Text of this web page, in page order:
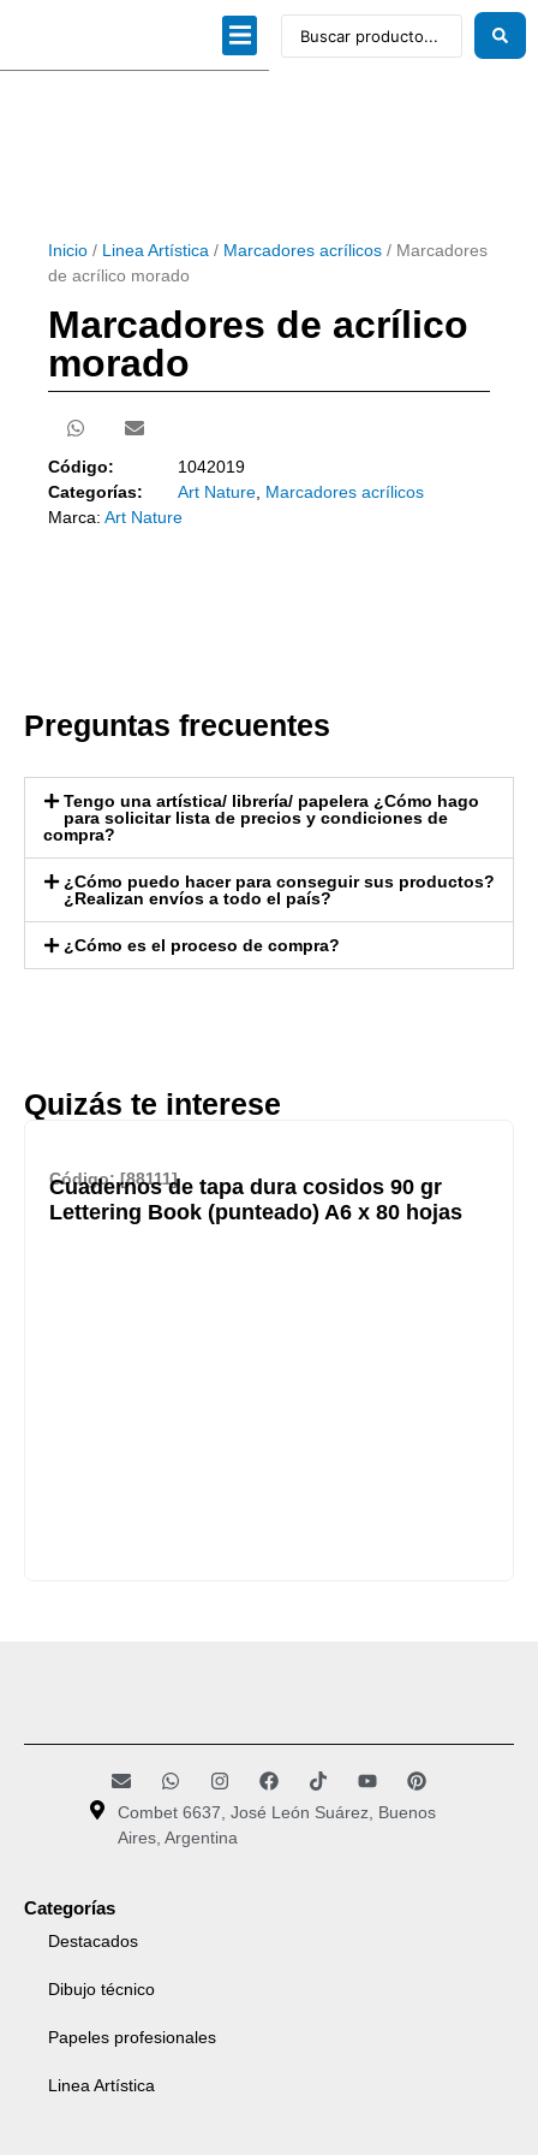
Inicio / Linea Artística / Marcadores acrílicos / Marcadores
de acrílico morado
Marcadores de acrílico
morado
Código:
1042019
Categorías:
Art Nature Marcadores acrílicos
Marca: Art Nature
Preguntas frecuentes
Tengo una artística/ librería/ papelera ¿Cómo hago
para solicitar lista de precios y condiciones de
compra?
¿Cómo puedo hacer para conseguir sus productos?
¿Realizan envíos a todo el país?
¿Cómo es el proceso de compra?
Quizás te interese
Código: [88111]
Cuadernos de tapa dura cosidos 90 gr
Lettering Book (punteado) A6 x 80 hojas
Combet 6637, José León Suárez, Buenos
Aires, Argentina
Categorías
Destacados
Dibujo técnico
Papeles profesionales
Linea Artística